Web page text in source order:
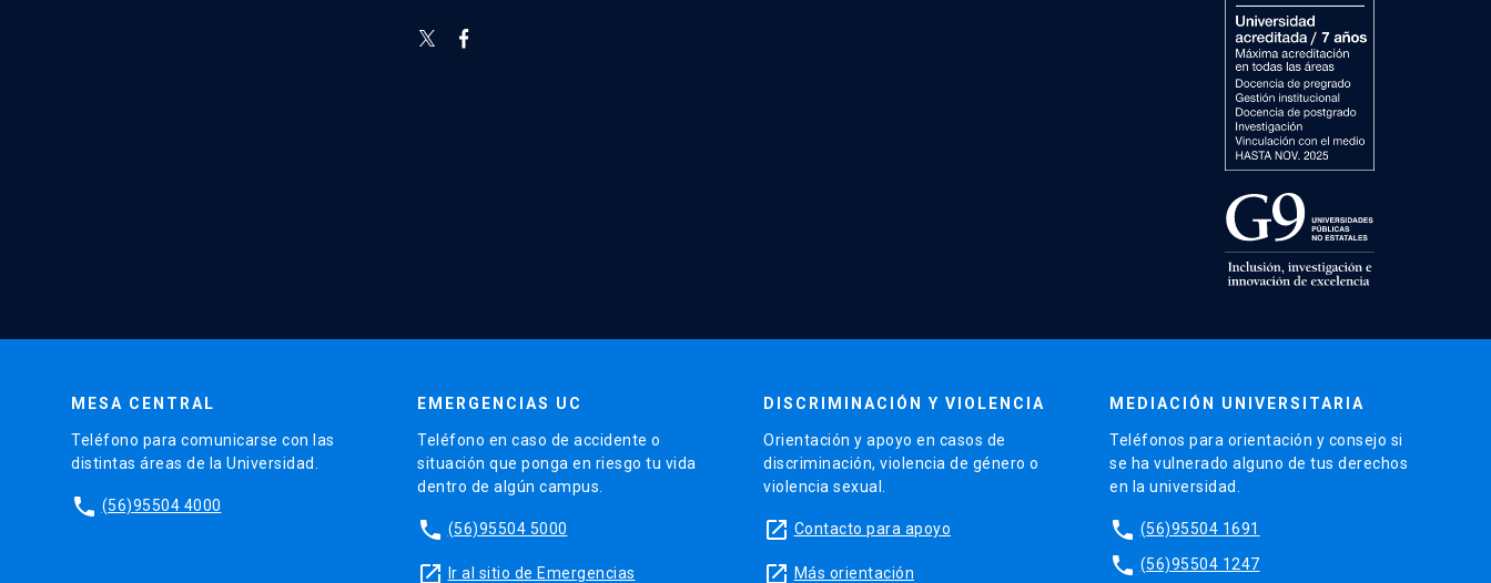
MESA CENTRAL
Teléfono para comunicarse con las
distintas áreas de la Universidad.
phone (56)95504 4000
EMERGENCIAS UC
Teléfono en caso de accidente o
situación que ponga en riesgo tu vida
dentro de algún campus.
phone (56)95504 5000
launch Ir al sitio de Emergencias
DISCRIMINACIÓN Y VIOLENCIA
Orientación y apoyo en casos de
discriminación, violencia de género o
violencia sexual.
launch Contacto para apoyo
launch Más orientación
MEDIACIÓN UNIVERSITARIA
Teléfonos para orientación y consejo si
se ha vulnerado alguno de tus derechos
en la universidad.
phone (56)95504 1691
phone (56)95504 1247